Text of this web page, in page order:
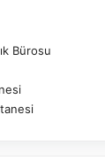
Bürosu